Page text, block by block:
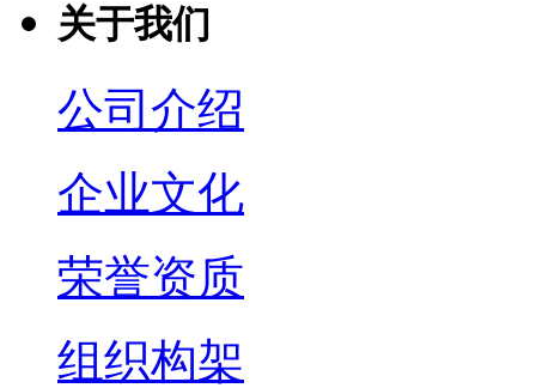
关于我们
公司介绍
企业文化
荣誉资质
组织构架